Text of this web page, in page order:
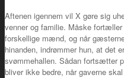
Aftenen igennem vil X gøre sig
venner og familie. Måske
forskellige mænd, og når
hinanden, indrømmer hun, at det
svømmehallen. Sådan fortsætter
bliver ikke bedre, når gaverne